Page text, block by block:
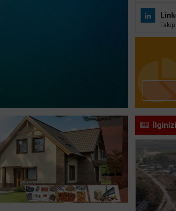
Takip